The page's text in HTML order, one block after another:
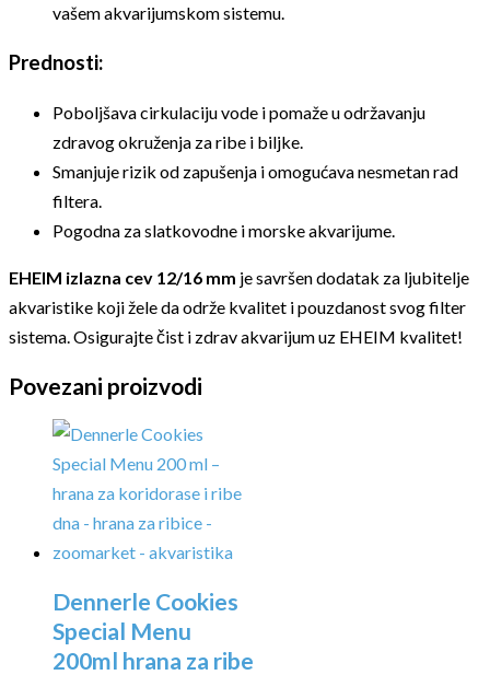
vašem akvarijumskom sistemu.
Prednosti:
Poboljšava cirkulaciju vode i pomaže u održavanju
zdravog okruženja za ribe i biljke.
Smanjuje rizik od zapušenja i omogućava nesmetan rad
filtera.
Pogodna za slatkovodne i morske akvarijume.
EHEIM izlazna cev 12/16 mm je savršen dodatak za ljubitelje
akvaristike koji žele da održe kvalitet i pouzdanost svog filter
sistema. Osigurajte čist i zdrav akvarijum uz EHEIM kvalitet!
Povezani proizvodi
Dennerle Cookies
Special Menu
200ml hrana za ribe